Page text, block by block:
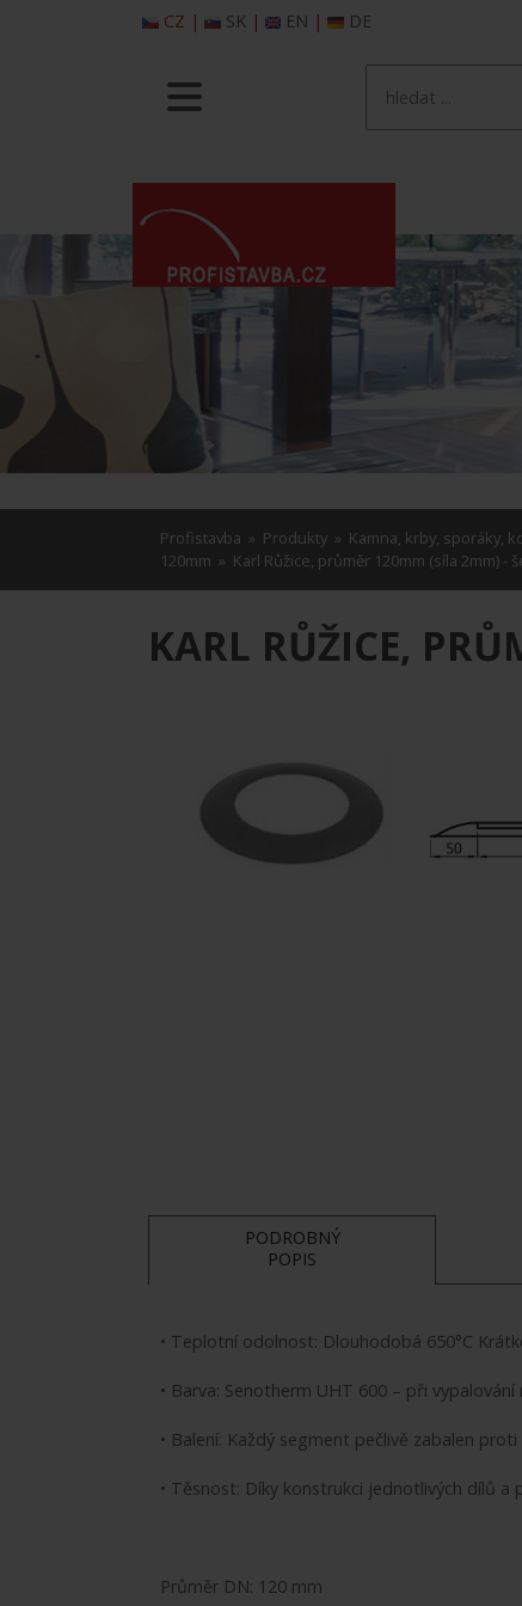
CZ | SK| EN | DE
Profistavba » Produkty » Kamna, krby, sporáky,
120mm » Karl Růžice, průměr 120mm (síla 2mm) -
KARL RŮŽICE,
PODROBNÝ
POPIS
• Teplotní odolnost: Dlouhodobá 650°C
• Barva: Senotherm UHT 600 – při
• Balení: Každý segment pečlivě zabalen
• Těsnost: Díky konstrukci jednotlivých dílů
Průměr DN: 120 mm